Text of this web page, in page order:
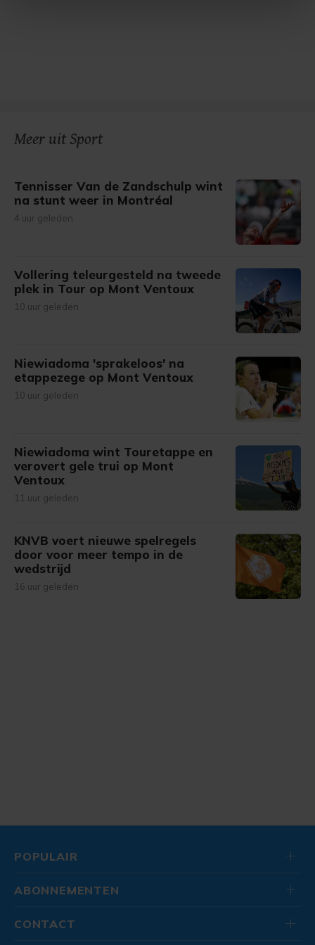
Meer uit Sport
Tennisser Van de Zandschulp wint
na stunt weer in Montréal
4 uur geleden
Vollering teleurgesteld na tweede
plek in Tour op Mont Ventoux
10 uur geleden
Niewiadoma 'sprakeloos' na
etappezege op Mont Ventoux
10 uur geleden
Niewiadoma wint Touretappe en
verovert gele trui op Mont
Ventoux
11 uur geleden
KNVB voert nieuwe spelregels
door voor meer tempo in de
wedstrijd
16 uur geleden
POPULAIR
ABONNEMENTEN
CONTACT